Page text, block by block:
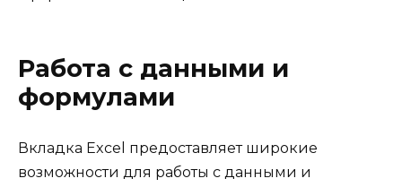
Работа с данными и
формулами
Вкладка Excel предоставляет широкие
возможности для работы с данными и